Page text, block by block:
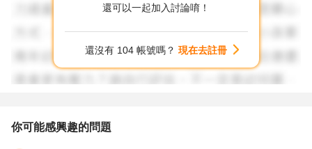
還可以一起加入討論唷！
還沒有 104 帳號嗎？ 現在去註冊
你可能感興趣的問題